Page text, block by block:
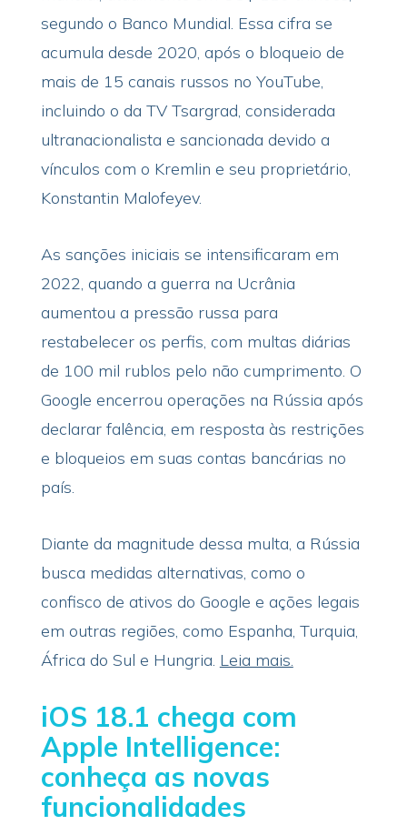
segundo o Banco Mundial. Essa cifra se
acumula desde 2020, após o bloqueio de
mais de 15 canais russos no YouTube,
incluindo o da TV Tsargrad, considerada
ultranacionalista e sancionada devido a
vínculos com o Kremlin e seu proprietário,
Konstantin Malofeyev.
As sanções iniciais se intensificaram em
2022, quando a guerra na Ucrânia
aumentou a pressão russa para
restabelecer os perfis, com multas diárias
de 100 mil rublos pelo não cumprimento. O
Google encerrou operações na Rússia após
declarar falência, em resposta às restrições
e bloqueios em suas contas bancárias no
país.
Diante da magnitude dessa multa, a Rússia
busca medidas alternativas, como o
confisco de ativos do Google e ações legais
em outras regiões, como Espanha, Turquia,
África do Sul e Hungria. Leia mais.
iOS 18.1 chega com
Apple Intelligence:
conheça as novas
funcionalidades